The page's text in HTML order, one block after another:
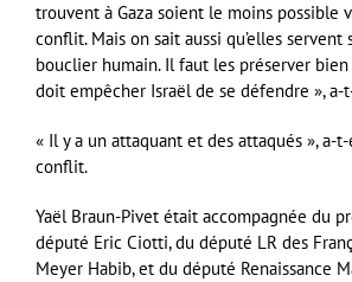
trouvent à Gaza soient le moins possible
conflit. Mais on sait aussi qu’elles servent
bouclier humain. Il faut les préserver bien
doit empêcher Israël de se défendre »,
« Il y a un attaquant et des attaqués », a-
conflit.
Yaël Braun-Pivet était accompagnée du
député Eric Ciotti, du député LR des
Meyer Habib, et du député Renaissance